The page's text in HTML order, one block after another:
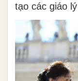
tạo các giáo